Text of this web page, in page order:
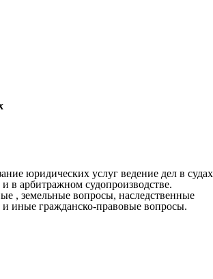
юридических услуг ведение дел в судах
в арбитражном судопроизводстве.
, земельные вопросы, наследственные
и иные гражданско-правовые вопросы.